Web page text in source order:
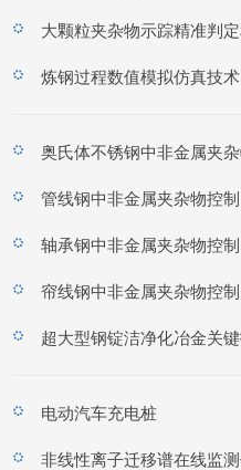
大颗粒夹杂物示踪精准判
炼钢过程数值模拟仿真技术
奥氏体不锈钢中非金属夹
管线钢中非金属夹杂物控
轴承钢中非金属夹杂物控
帘线钢中非金属夹杂物控
超大型钢锭洁净化冶金关
电动汽车充电桩
非线性离子迁移谱在线监